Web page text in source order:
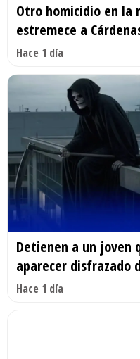
Otro homicidio en la
estremece a
Hace 1 día
Detienen a un joven
aparecer disfrazado
Hace 1 día